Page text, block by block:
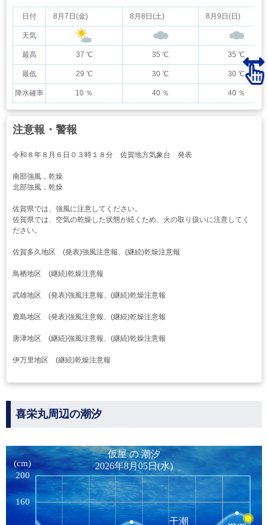
日付
天気
最高
最低
降水確率
8月7日(金) 8月8日(土) 8月9日(日)
37 ℃ 35 ℃ 35 ℃
29 ℃ 30 ℃ 30 ℃
10 ％ 40 ％ 40 ％
注意報・警報
令和８年８月６日０３時１８分 佐賀地方気象台 発表
南部強風，乾燥
北部強風，乾燥
佐賀県では、強風に注意してください。
佐賀県では、空気の乾燥した状態が続くため、火の取り扱いに注意してく
ださい。
佐賀多久地区 (発表)強風注意報、(継続)乾燥注意報
鳥栖地区 (継続)乾燥注意報
武雄地区 (発表)強風注意報、(継続)乾燥注意報
鹿島地区 (発表)強風注意報、(継続)乾燥注意報
唐津地区 (継続)強風注意報、(継続)乾燥注意報
伊万里地区 (継続)乾燥注意報
喜栄丸周辺の潮汐